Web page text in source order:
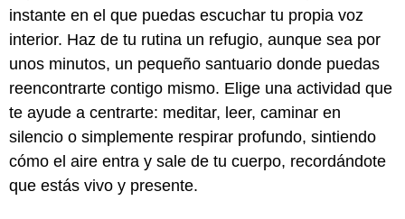
instante en el que puedas escuchar tu propia voz
interior. Haz de tu rutina un refugio, aunque sea por
unos minutos, un pequeño santuario donde puedas
reencontrarte contigo mismo. Elige una actividad que
te ayude a centrarte: meditar, leer, caminar en
silencio o simplemente respirar profundo, sintiendo
cómo el aire entra y sale de tu cuerpo, recordándote
que estás vivo y presente.